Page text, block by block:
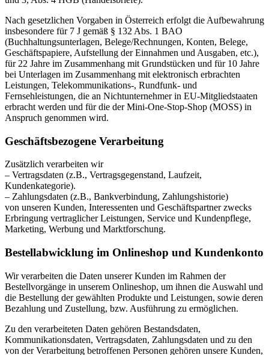
Nach gesetzlichen Vorgaben in Österreich erfolgt die Aufbewahrung
insbesondere für 7 J gemäß § 132 Abs. 1 BAO
(Buchhaltungsunterlagen, Belege/Rechnungen, Konten, Belege,
Geschäftspapiere, Aufstellung der Einnahmen und Ausgaben, etc.),
für 22 Jahre im Zusammenhang mit Grundstücken und für 10 Jahre
bei Unterlagen im Zusammenhang mit elektronisch erbrachten
Leistungen, Telekommunikations-, Rundfunk- und
Fernsehleistungen, die an Nichtunternehmer in EU-Mitgliedstaaten
erbracht werden und für die der Mini-One-Stop-Shop (MOSS) in
Anspruch genommen wird.
Geschäftsbezogene Verarbeitung
Zusätzlich verarbeiten wir
– Vertragsdaten (z.B., Vertragsgegenstand, Laufzeit,
Kundenkategorie).
– Zahlungsdaten (z.B., Bankverbindung, Zahlungshistorie)
von unseren Kunden, Interessenten und Geschäftspartner zwecks
Erbringung vertraglicher Leistungen, Service und Kundenpflege,
Marketing, Werbung und Marktforschung.
Bestellabwicklung im Onlineshop und Kundenkonto
Wir verarbeiten die Daten unserer Kunden im Rahmen der
Bestellvorgänge in unserem Onlineshop, um ihnen die Auswahl und
die Bestellung der gewählten Produkte und Leistungen, sowie deren
Bezahlung und Zustellung, bzw. Ausführung zu ermöglichen.
Zu den verarbeiteten Daten gehören Bestandsdaten,
Kommunikationsdaten, Vertragsdaten, Zahlungsdaten und zu den
von der Verarbeitung betroffenen Personen gehören unsere Kunden,